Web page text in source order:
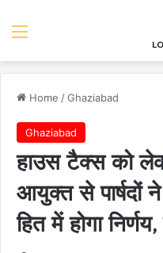
Menu
Home /Ghaziabad
Ghaziabad
हाउस टैक्स को
आयुक्त से पार्षदों
हित में होगा